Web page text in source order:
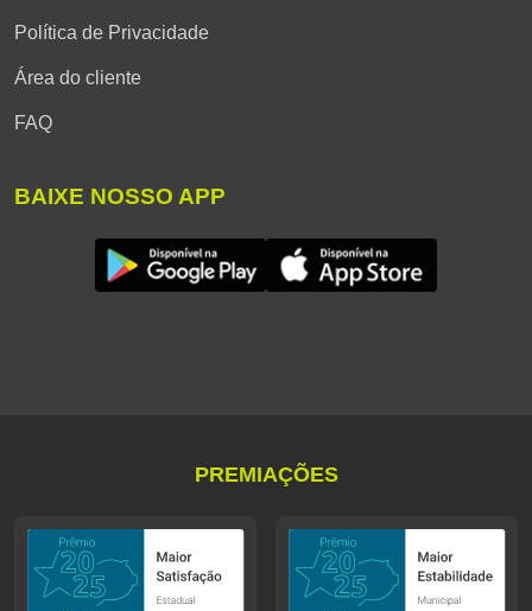
Política de Privacidade
Área do cliente
FAQ
BAIXE NOSSO APP
PREMIAÇÕES